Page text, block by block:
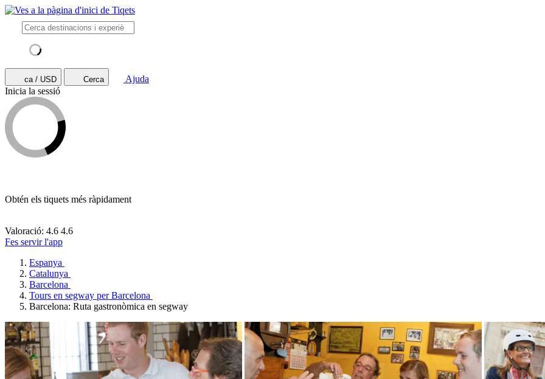
ca / USD Cerca
Ajuda
Inicia la sessió
Obtén els tiquets més ràpidament
Valoració: 4.6 4.6
Fes servir l'app
Espanya
Catalunya
Barcelona
Tours en segway per Barcelona
Barcelona: Ruta gastronòmica en segway